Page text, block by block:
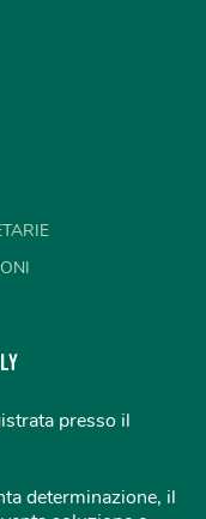
presso il
determinazione, il